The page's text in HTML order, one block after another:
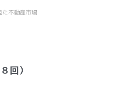
た不動産市場
回）